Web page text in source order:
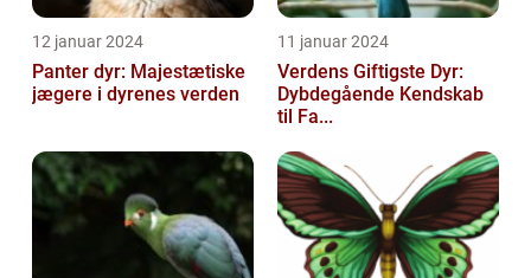
12 januar 2024
Panter dyr: Majestætiske
jægere i dyrenes verden
11 januar 2024
Verdens Giftigste Dyr:
Dybdegående Kendskab
til Fa...